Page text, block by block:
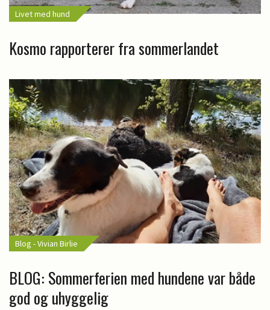
Livet med hund
Kosmo rapporterer fra sommerlandet
Blog - Vivian Birlie
BLOG: Sommerferien med hundene var både
god og uhyggelig